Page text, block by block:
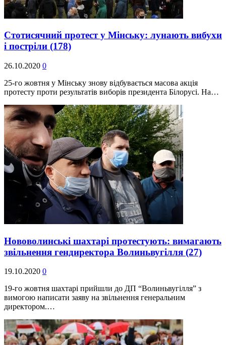
Стотисячний протест у Мінську: лунають вибухи
і постріли (178)
26.10.2020 0
25-го жовтня у Мінську знову відбувається масова акція
протесту проти результатів виборів президента Білорусі. На…
Нововолинські шахтарі протестують: вимагають
звільнення гендиректора Волиньвугілля (27)
19.10.2020 0
19-го жовтня шахтарі прийшли до ДП “Волиньвугілля” з
вимогою написати заяву на звільнення генеральним
директором.…